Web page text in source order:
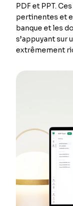
PDF et PPT.
pertinentes et
banque et les
s’appuyant sur
extrêmement